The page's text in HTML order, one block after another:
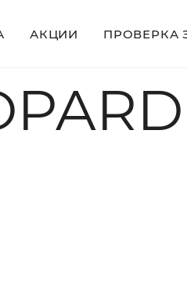
АКЦИИ ПРОВЕРКА